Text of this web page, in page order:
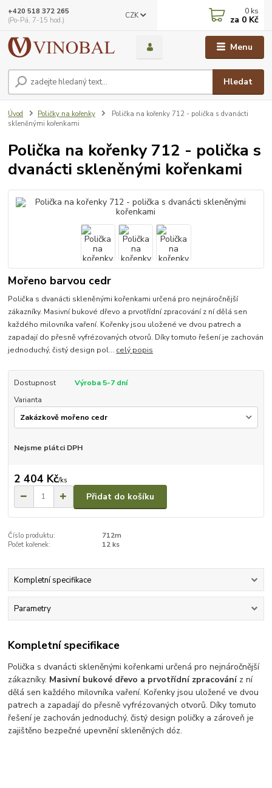
Menu
CZK
Hledat
+420 518 372 265
(Po-Pá, 7-15 hod.)
0 ks
za 0 Kč
Úvod Poličky na kořenky
Polička na kořenky 712 - polička s dvanácti
skleněnými kořenkami
Polička na kořenky 712 - polička s
dvanácti skleněnými kořenkami
Mořeno barvou cedr
Polička s dvanácti skleněnými kořenkami určená pro nejnáročnější
zákazníky. Masivní bukové dřevo a prvotřídní zpracování z ní dělá sen
každého milovníka vaření. Kořenky jsou uložené ve dvou patrech a
zapadají do přesně vyfrézovaných otvorů. Díky tomuto řešení je zachován
jednoduchý, čistý design pol... celý popis
Dostupnost
Výroba 5-7 dní
Varianta
Nejsme plátci DPH
2 404 Kč/ks
Přidat do košíku
Číslo produktu:
712m
Počet kořenek:
12 ks
Kompletní specifikace
Parametry
Kompletní specifikace
Polička s dvanácti skleněnými kořenkami určená pro nejnáročnější
zákazníky. Masivní bukové dřevo a prvotřídní zpracováníz ní
dělá sen každého milovníka vaření. Kořenky jsou uložené ve dvou
patrech a zapadají do přesně vyfrézovaných otvorů. Díky tomuto
řešení je zachován jednoduchý, čistý design poličky a zároveň je
zajištěno bezpečné upevnění skleněných dóz.